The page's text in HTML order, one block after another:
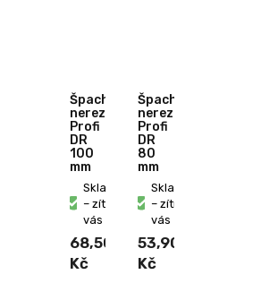
Špachtle
nerezová
Profi
DR
100
mm
Skladem
– zítra u
vás
68,50
Kč
Špachtle
nerezová
Profi
DR
80
mm
Skladem
– zítra u
vás
53,90
Kč